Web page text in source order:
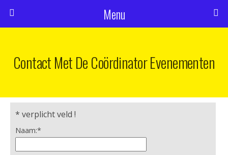
Menu
Contact Met De Coördinator Evenementen
* verplicht veld !
Naam:*